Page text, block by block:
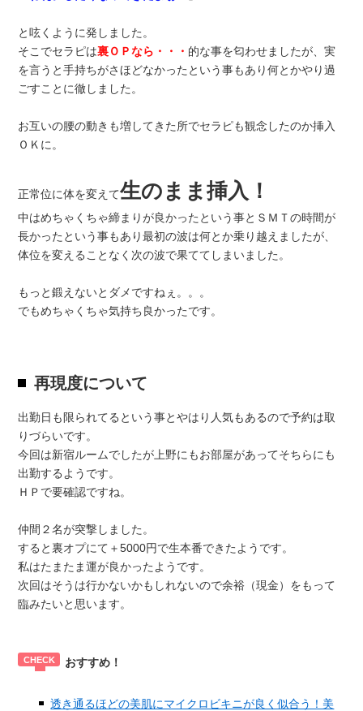
と呟くように発しました。
そこでセラピは裏ＯＰなら・・・ 的な事を匂わせましたが、実
を言うと手持ちがさほどなかったという事もあり何とかやり過
ごすことに徹しました。
お互いの腰の動きも増してきた所でセラピも観念したのか挿入
ＯＫに。
正常位に体を変えて生のまま挿入！
中はめちゃくちゃ締まりが良かったという事とＳＭＴの時間が
長かったという事もあり最初の波は何とか乗り越えましたが、
体位を変えることなく次の波で果ててしまいました。
もっと鍛えないとダメですねぇ。。。
でもめちゃくちゃ気持ち良かったです。
再現度について
出勤日も限られてるという事とやはり人気もあるので予約は取
りづらいです。
今回は新宿ルームでしたが上野にもお部屋があってそちらにも
出勤するようです。
ＨＰで要確認ですね。
仲間２名が突撃しました。
すると裏オプにて＋5000円で生本番できたようです。
私はたまたま運が良かったようです。
次回はそうは行かないかもしれないので余裕（現金）をもって
臨みたいと思います。
おすすめ！
透き通るほどの美肌にマイクロビキニが良く似合う！美